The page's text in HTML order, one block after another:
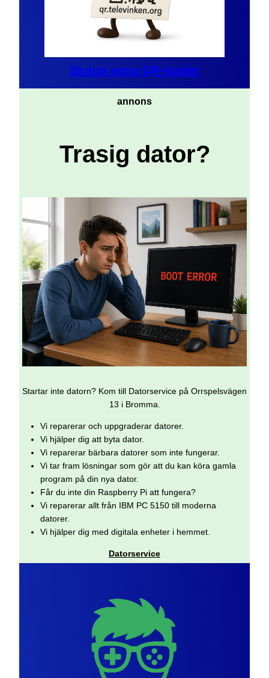
Skapa egna QR-koder
annons
Trasig dator?
Startar inte datorn? Kom till Datorservice på Orrspelsvägen
13 i Bromma.
Vi reparerar och uppgraderar datorer.
Vi hjälper dig att byta dator.
Vi reparerar bärbara datorer som inte fungerar.
Vi tar fram lösningar som gör att du kan köra gamla
program på din nya dator.
Får du inte din Raspberry Pi att fungera?
Vi reparerar allt från IBM PC 5150 till moderna
datorer.
Vi hjälper dig med digitala enheter i hemmet.
Datorservice